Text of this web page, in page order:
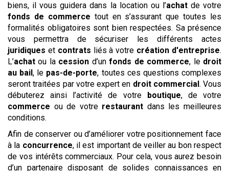
biens, il vous guidera dans la location ou l’achatde votre
fonds de commerce tout en s’assurant que toutes les
formalités obligatoires sont bien respectées. Sa présence
vous permettra de sécuriser les différents actes
juridiques et contrats liés à votre création d'entreprise.
L’achat ou la cession d’unfonds de commerce, le droit
au bail, le pas-de-porte, toutes ces questions complexes
seront traitées par votre expert en droit commercial . Vous
débuterez ainsi l’activité de votre
boutique, de votre
commerce ou de votre restaurant dans les meilleures
conditions.
Afin de conserver ou d’améliorer votre positionnement face
à la concurrence, il est important de veiller au bon respect
de vos intérêts commerciaux. Pour cela, vous aurez besoin
d’un partenaire disposant de solides connaissances en